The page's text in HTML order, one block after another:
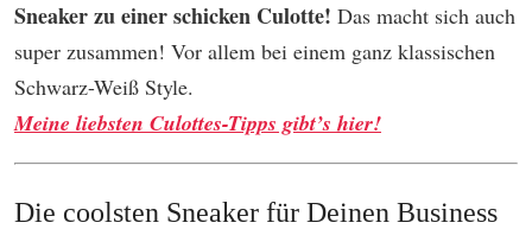
Sneaker zu einer schicken Culotte! Das macht sich auch
super zusammen! Vor allem bei einem ganz klassischen
Schwarz-Weiß Style.
Meine liebsten Culottes-Tipps gibt’s hier!
Die coolsten Sneaker für Deinen Business